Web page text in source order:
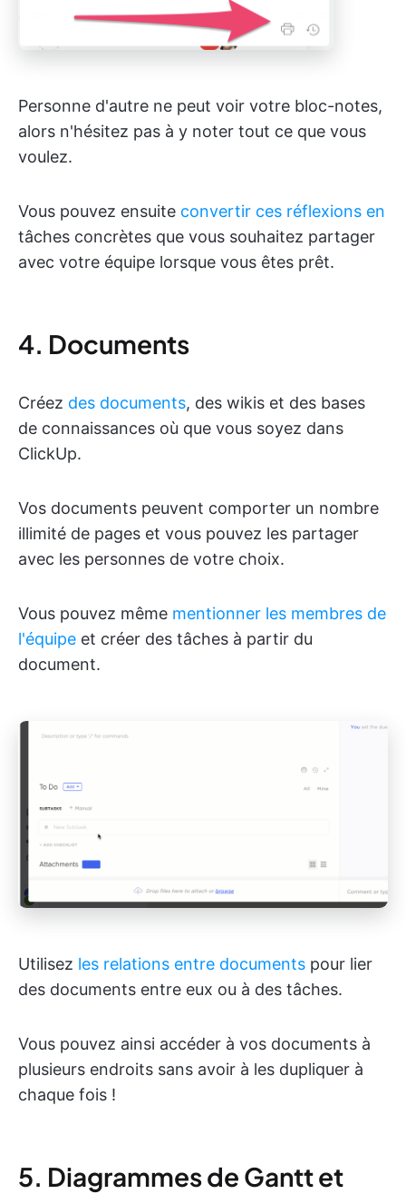
Personne d'autre ne peut voir votre bloc-notes,
alors n'hésitez pas à y noter tout ce que vous
voulez.
Vous pouvez ensuite convertir ces réflexions en
tâches concrètes que vous souhaitez partager
avec votre équipe lorsque vous êtes prêt.
4. Documents
Créez des documents, des wikis et des bases
de connaissances où que vous soyez dans
ClickUp.
Vos documents peuvent comporter un nombre
illimité de pages et vous pouvez les partager
avec les personnes de votre choix.
Vous pouvez même mentionner les membres de
l'équipe et créer des tâches à partir du
document.
Utilisez les relations entre documents pour lier
des documents entre eux ou à des tâches.
Vous pouvez ainsi accéder à vos documents à
plusieurs endroits sans avoir à les dupliquer à
chaque fois !
5. Diagrammes de Gantt et